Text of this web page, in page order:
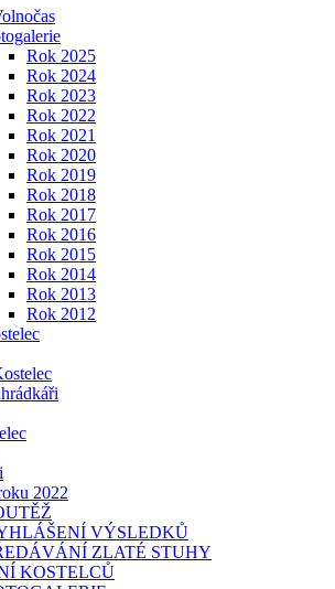
Rok 2025
Rok 2024
Rok 2023
Rok 2022
Rok 2021
Rok 2020
Rok 2019
Rok 2018
Rok 2017
Rok 2016
Rok 2015
Rok 2014
Rok 2013
Rok 2012
2022
VÝSLEDKŮ
ZLATÉ STUHY
KOSTELCŮ